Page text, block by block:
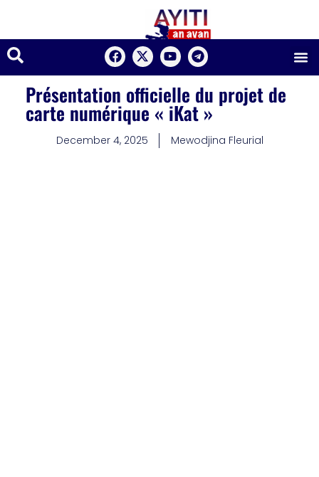
Présentation officielle du projet de
carte numérique « iKat »
December 4, 2025 Mewodjina Fleurial